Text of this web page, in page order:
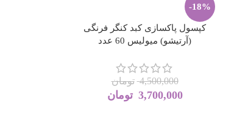
-18%
کپسول پاکسازی کبد کنگر فرنگی
(آرتیشو) میولیس 60 عدد
4,500,000 تومان
3,700,000 تومان